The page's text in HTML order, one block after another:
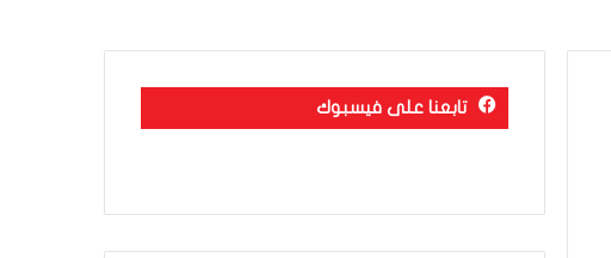
تابعنا على فيسبوك